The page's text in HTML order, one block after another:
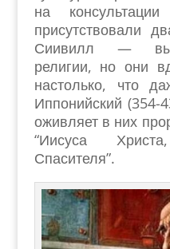
на
присутствовали
Сиивилл —
религии, но они
настолько, что
Иппонийский (354-
оживляет в них
“Иисуса
Спасителя”.